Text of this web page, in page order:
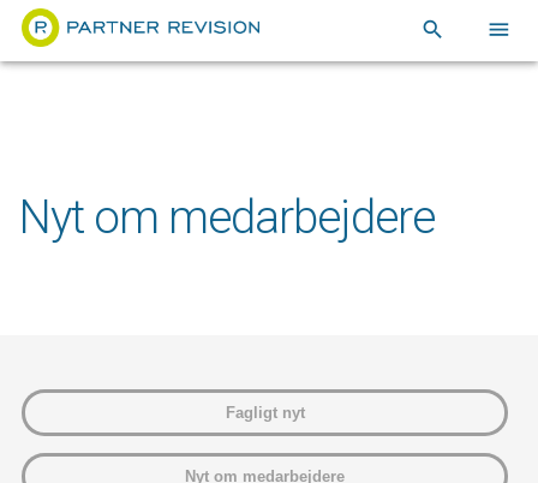
search menu
Nyt om medarbejdere
Fagligt nyt
Nyt om medarbejdere